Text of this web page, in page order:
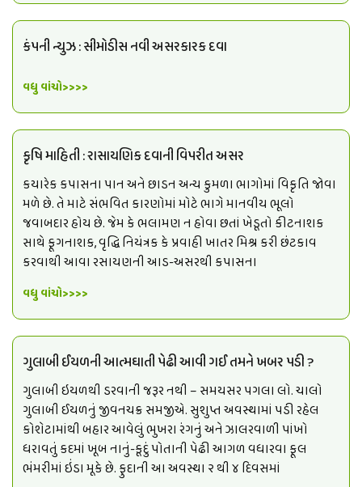
કંપની ન્યુઝ : સીમોડીસ નવી અસરકારક દવા
વધુ વાંચો>>>>
કૃષિ માહિતી : રાસાયણિક દવાની વિપરીત અસર
કયારેક કપાસના પાન અને છાડન અન્ય કુમળા ભાગોમાં વિકૃતિ જોવા
મળે છે. તે માટે સંભવિત કારણોમાં મોટે ભાગે માનવીય ભૂલો
જવાબદાર હોય છે. જેમ કે ભલામણ ન હોવા છતાં ખેડૂતો કીટનાશક
સાથે ફૂગનાશક, વૃદ્ધિ નિયંત્રક કે પ્રવાહી ખાતર મિશ્ર કરી છંટકાવ
કરવાથી આવા રસાયણની આડ-અસરથી કપાસના
વધુ વાંચો>>>>
ગુલાબી ઈયળની આત્મઘાતી પેઢી આવી ગઈ તમને ખબર પડી ?
ગુલાબી ઇયળથી ડરવાની જરૂર નથી – સમયસર પગલા લો. ચાલો
ગુલાબી ઈયળનું જીવનચક્ર સમજીએ. સુશુપ્ત અવસ્થામાં પડી રહેલ
કોશેટામાંથી બહાર આવેલું ભુખરા રંગનું અને ઝાલરવાળી પાંખો
ધરાવતું કદમાં ખૂબ નાનું-કૂદું પોતાની પેઢી આગળ વધારવા ફૂલ
ભંમરીમાં ઇંડા મૂકે છે. ફુદાની આ અવસ્થા ૨ થી ૪ દિવસમાં